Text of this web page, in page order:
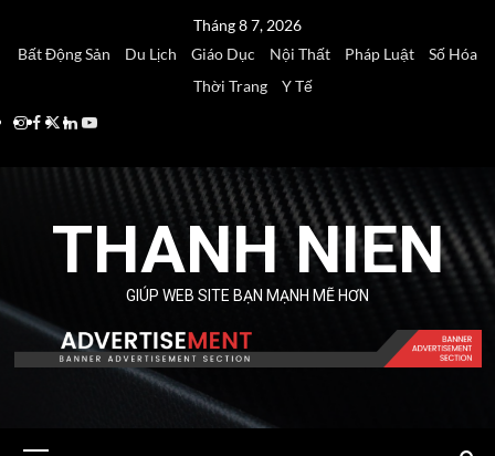
Tháng 8 7, 2026
Bất Động Sản
Du Lịch Giáo Dục Nội Thất Pháp Luật
Số Hóa
Thời Trang
Y Tế
Instagram
Facebook
Twitter
Linkedin
Youtube
THANH NIEN
GIÚP WEB SITE BẠN MẠNH MẼ HƠN